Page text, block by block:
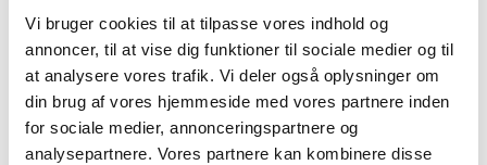
Vi bruger cookies til at tilpasse vores indhold og
annoncer, til at vise dig funktioner til sociale medier og til
at analysere vores trafik. Vi deler også oplysninger om
din brug af vores hjemmeside med vores partnere inden
for sociale medier, annonceringspartnere og
analysepartnere. Vores partnere kan kombinere disse